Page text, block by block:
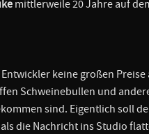
mittlerweile 20 Jahre auf
keine großen
Schweinebullen und
sind. Eigentlich soll
die Nachricht ins Studio